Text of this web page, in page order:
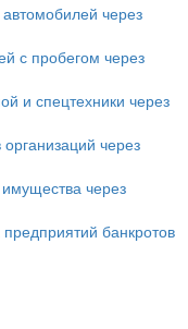
через
с пробегом через
и спецтехники через
через
через
банкротов